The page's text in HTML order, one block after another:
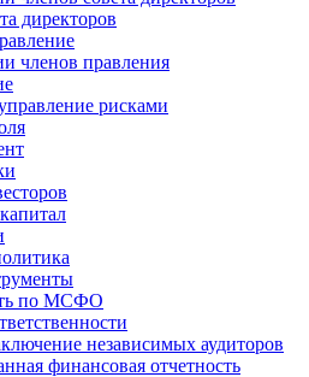
директоров
членов правления
рисками
по МСФО
независимых аудиторов
финансовая отчетность